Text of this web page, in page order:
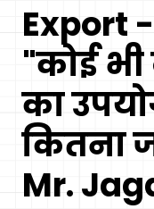
Export
"कोई
का
कितना
Mr.